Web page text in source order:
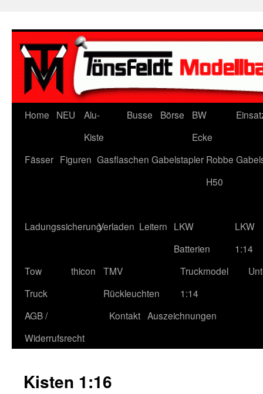
Home NEU
Alu-
Kiste
Busse Börse
BW
Ecke
Fässer Figuren Gasflaschen Gabelstapler Robbe
H50
LadungssicherungVerladen Leitern LKW
Batterien
LKW
1:14
Tow
Truck
thicon
TMV
Rückleuchten
Truckmodel
1:14
AGB /
Widerrufsrecht
Kontakt Auszeichnungen
Kisten 1:16